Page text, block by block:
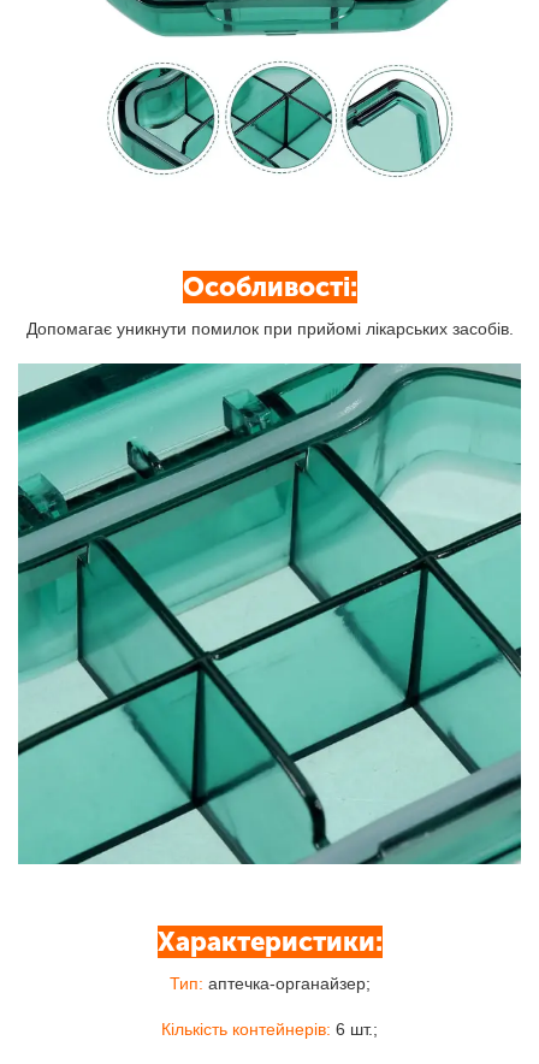
Особливості:
Допомагає уникнути помилок при прийомі лікарських засобів.
Характеристики:
Тип: аптечка-органайзер;
Кількість контейнерів: 6 шт.;